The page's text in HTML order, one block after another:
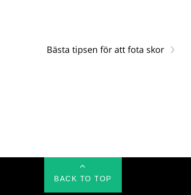
›
Bästa tipsen för att fota skor
BACK TO TOP